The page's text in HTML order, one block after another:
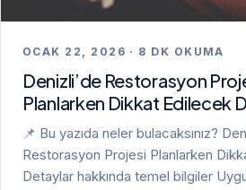
OCAK 22, 2026 · 8 DK OKUMA
Denizli’de Restorasyon
Planlarken Dikkat Edilecek
📌 Bu yazıda neler bulacaksınız?
Restorasyon Projesi Planlarken
Detaylar hakkında temel bilgiler